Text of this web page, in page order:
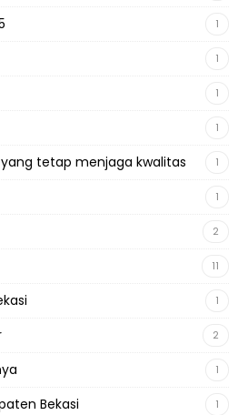
1
1
1
1
tetap menjaga kwalitas 1
1
2
11
1
2
1
Bekasi 1